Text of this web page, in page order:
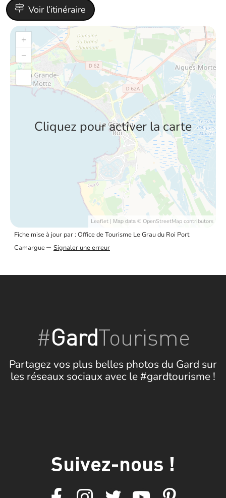
Voir l’itinéraire
Cliquez pour activer la carte
+
−
Leaflet | Map data © OpenStreetMap contributors
Fiche mise à jour par : Office de Tourisme Le Grau du Roi Port
Camargue– Signaler une erreur
#GardTourisme
Partagez vos plus belles photos du Gard sur
les réseaux sociaux avec le #gardtourisme !
Suivez-nous !